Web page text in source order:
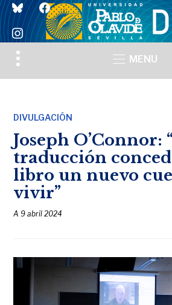
blueskyfacebook
instagram
Toggle
sidebar
MENU
DIVULGACIÓN
Joseph O’Connor:
traducción
libro un nuevo
vivir”
A 9 abril 2024